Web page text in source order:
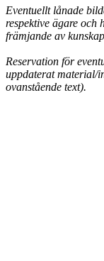
Eventuellt lånade
respektive ägare och
främjande av
Reservation för
uppdaterat material/
ovanstående text).